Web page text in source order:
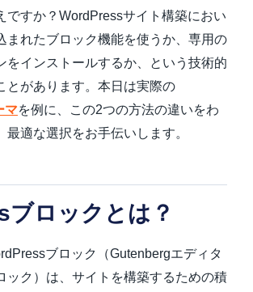
ですか？WordPressサイト構築におい
まれたブロック機能を使うか、専用の
をインストールするか、という技術的
とがあります。本日は実際の
マを例に、この2つの方法の違いをわ
適な選択をお手伝いします。
ロックとは？
ブロック（Gutenbergエディタ
ック）は、サイトを構築するための積